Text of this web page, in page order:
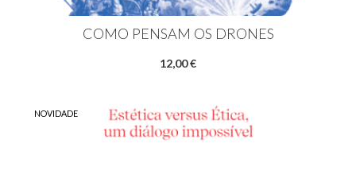
COMO PENSAM OS DRONES
12,00 €
NOVIDADE